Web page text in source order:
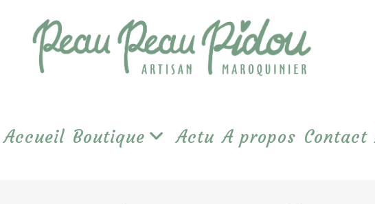
Accueil Boutique Actu A propos Contact